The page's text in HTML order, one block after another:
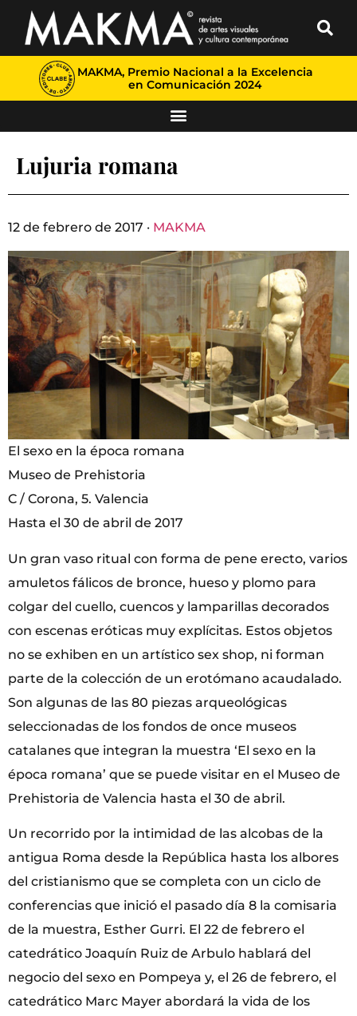
MAKMA, Premio Nacional a la Excelencia
en Comunicación 2024
Lujuria romana
12 de febrero de 2017 · MAKMA
El sexo en la época romana
Museo de Prehistoria
C / Corona, 5. Valencia
Hasta el 30 de abril de 2017
Un gran vaso ritual con forma de pene erecto, varios
amuletos fálicos de bronce, hueso y plomo para
colgar del cuello, cuencos y lamparillas decorados
con escenas eróticas muy explícitas. Estos objetos
no se exhiben en un artístico sex shop, ni forman
parte de la colección de un erotómano acaudalado.
Son algunas de las 80 piezas arqueológicas
seleccionadas de los fondos de once museos
catalanes que integran la muestra ‘El sexo en la
época romana’ que se puede visitar en el Museo de
Prehistoria de Valencia hasta el 30 de abril.
Un recorrido por la intimidad de las alcobas de la
antigua Roma desde la República hasta los albores
del cristianismo que se completa con un ciclo de
conferencias que inició el pasado día 8 la comisaria
de la muestra, Esther Gurri. El 22 de febrero el
catedrático Joaquín Ruiz de Arbulo hablará del
negocio del sexo en Pompeya y, el 26 de febrero, el
catedrático Marc Mayer abordará la vida de los